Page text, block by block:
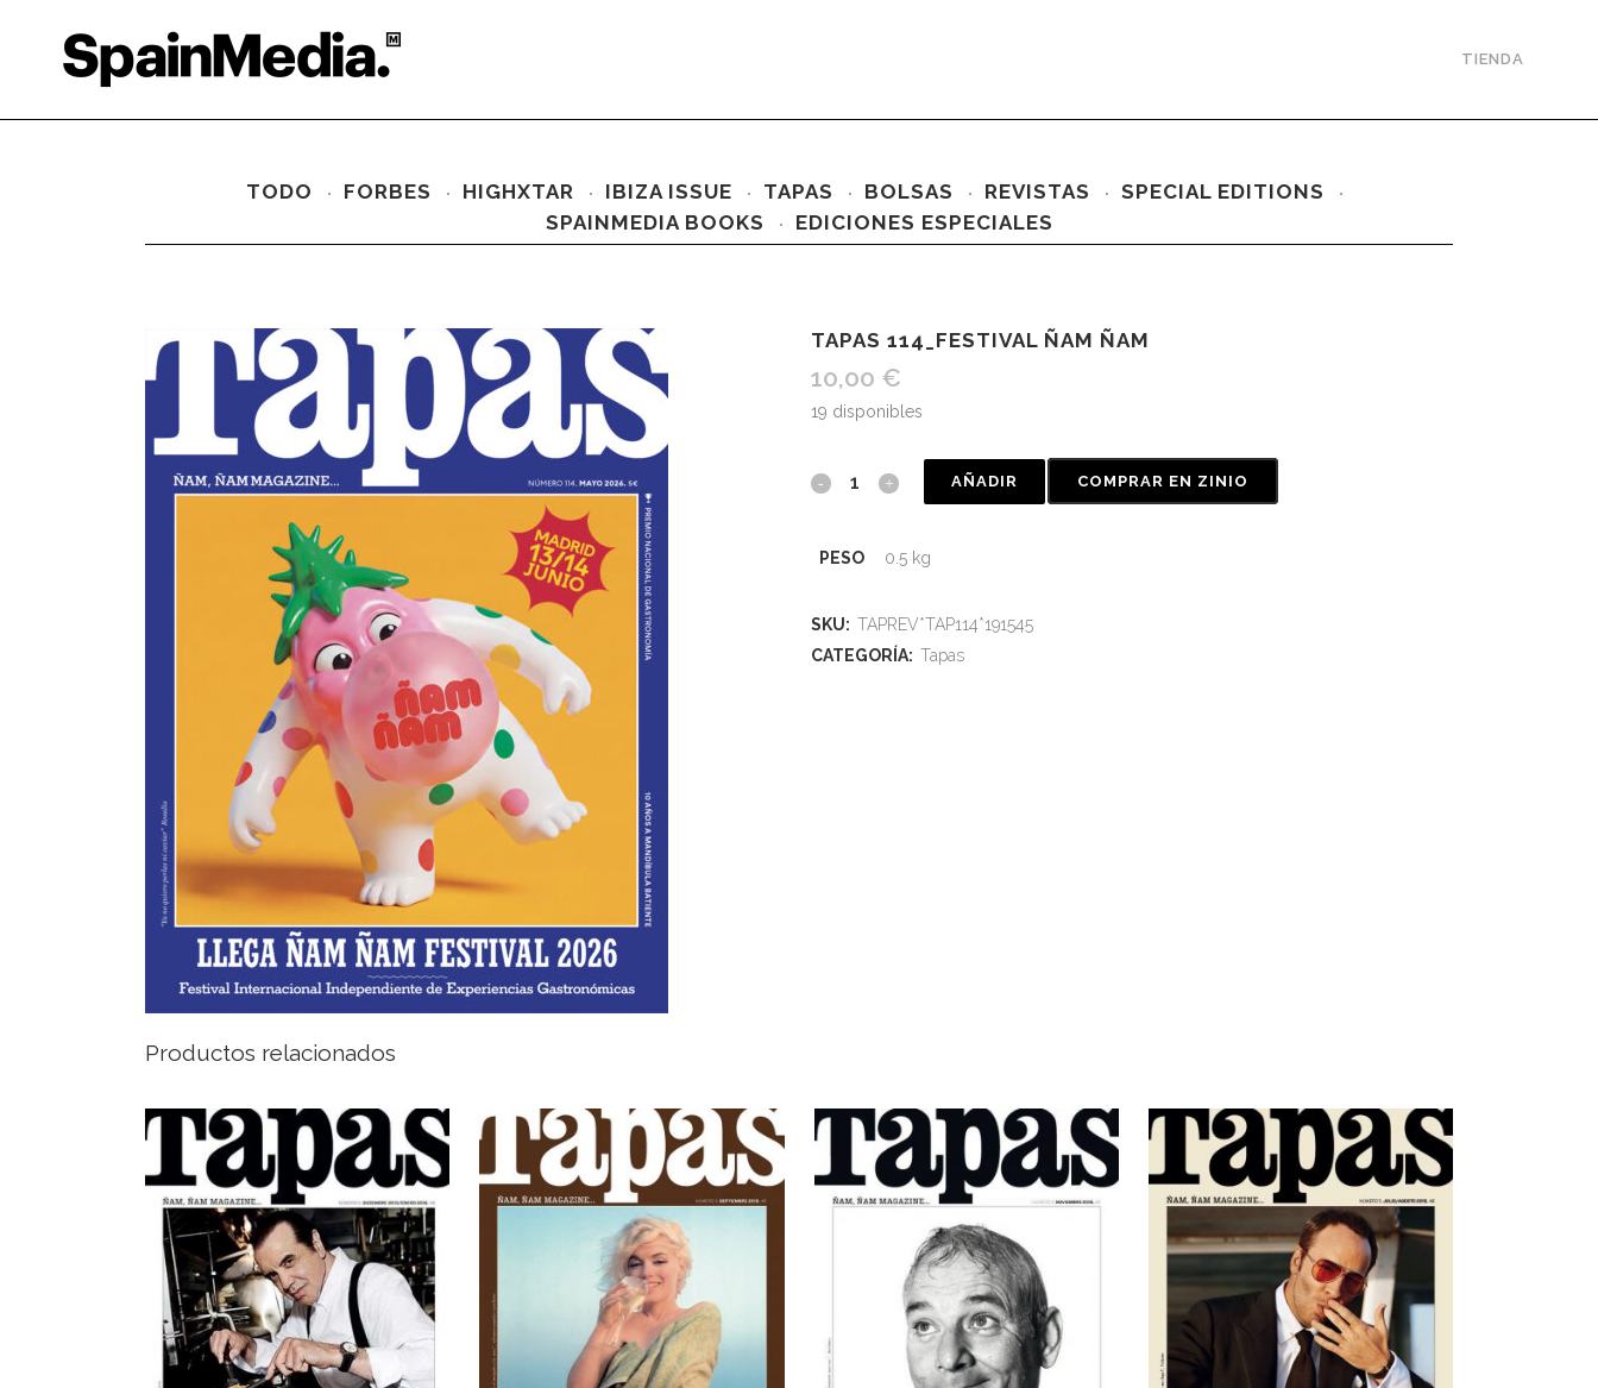
TIENDA
TODO FORBES HIGHXTAR IBIZA ISSUE TAPAS BOLSAS REVISTAS
SPECIAL EDITIONS
SPAINMEDIA BOOKS
EDICIONES ESPECIALES
TAPAS 114_FESTIVAL ÑAM ÑAM
10,00 €
19 disponibles
AÑADIR COMPRAR EN ZINIO
PESO 0.5 kg
SKU: TAPREV*TAP114*191545
CATEGORÍA: Tapas
Productos relacionados